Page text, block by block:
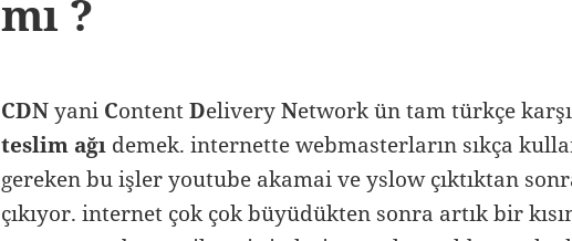
mı ?
CDNyani ContentDeliveryNetwork ün tam türkçe
teslim ağı demek. internette webmasterların sıkça
gereken bu işler youtube akamai ve yslow çıktıktan
çıkıyor. internet çok çok büyüdükten sonra artık bir